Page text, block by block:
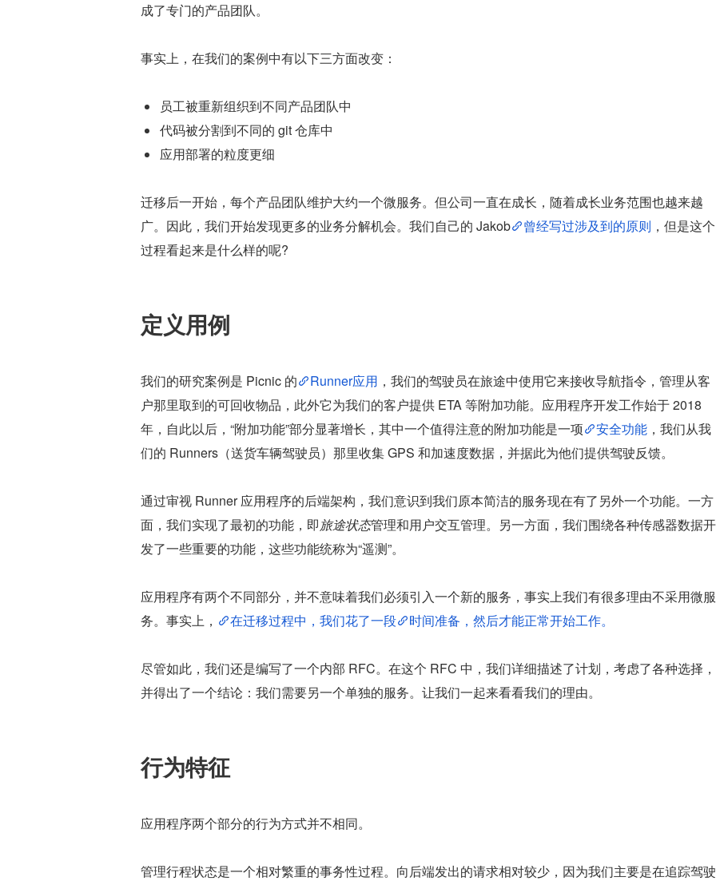
成了专门的产品团队。
事实上，在我们的案例中有以下三方面改变：
员工被重新组织到不同产品团队中
代码被分割到不同的 git 仓库中
应用部署的粒度更细
迁移后一开始，每个产品团队维护大约一个微服务。但公司一直在成长，随着成长业务范围也越来越
广。因此，我们开始发现更多的业务分解机会。我们自己的 Jakob
曾经写过涉及到的原则 ，但是这个
过程看起来是什么样的呢?
定义用例
我们的研究案例是 Picnic 的 Runner应用 ，我们的驾驶员在旅途中使用它来接收导航指令，管理从客
户那里取到的可回收物品，此外它为我们的客户提供 ETA 等附加功能。应用程序开发工作始于 2018
年，自此以后，“附加功能”部分显著增长，其中一个值得注意的附加功能是一项
安全功能 ，我们从我
们的 Runners（送货车辆驾驶员）那里收集 GPS 和加速度数据，并据此为他们提供驾驶反馈。
通过审视 Runner 应用程序的后端架构，我们意识到我们原本简洁的服务现在有了另外一个功能。一方
面，我们实现了最初的功能，即旅途状态管理和用户交互管理。另一方面，我们围绕各种传感器数据开
发了一些重要的功能，这些功能统称为“遥测”。
应用程序有两个不同部分，并不意味着我们必须引入一个新的服务，事实上我们有很多理由不采用微服
务。事实上，
在迁移过程中，我们花了一段 时间准备，然后才能正常开始工作。
尽管如此，我们还是编写了一个内部 RFC。在这个 RFC 中，我们详细描述了计划，考虑了各种选择，
并得出了一个结论：我们需要另一个单独的服务。让我们一起来看看我们的理由。
行为特征
应用程序两个部分的行为方式并不相同。
管理行程状态是一个相对繁重的事务性过程。向后端发出的请求相对较少，因为我们主要是在追踪驾驶